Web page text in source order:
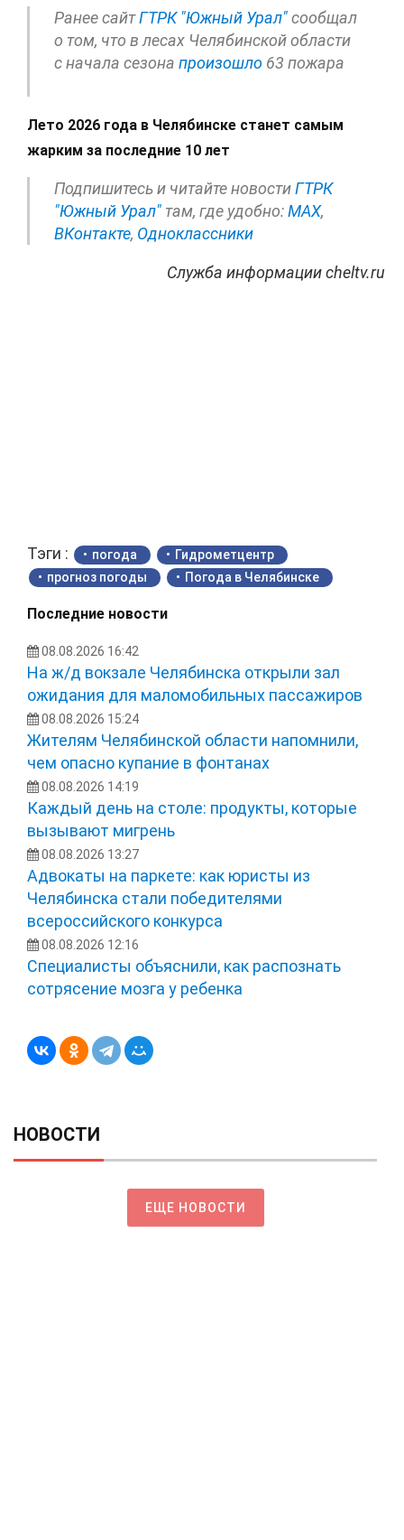
Ранее сайтГТРК "Южный Урал"сообщал
о том, что в лесах Челябинской области
с начала сезона произошло 63 пожара
Лето 2026 года в Челябинске станет самым
жарким за последние 10 лет
Подпишитесь и читайте новостиГТРК
"Южный Урал" там, где удобно:МАХ,
ВКонтакте, Одноклассники
Служба информации cheltv.ru
Тэги : погода
Гидрометцентр
прогноз погоды
Погода в Челябинске
Последние новости
08.08.2026 16:42
На ж/д вокзале Челябинска открыли зал
ожидания для маломобильных пассажиров
08.08.2026 15:24
Жителям Челябинской области напомнили,
чем опасно купание в фонтанах
08.08.2026 14:19
Каждый день на столе: продукты, которые
вызывают мигрень
08.08.2026 13:27
Адвокаты на паркете: как юристы из
Челябинска стали победителями
всероссийского конкурса
08.08.2026 12:16
Специалисты объяснили, как распознать
сотрясение мозга у ребенка
НОВОСТИ
ЕЩЕ НОВОСТИ